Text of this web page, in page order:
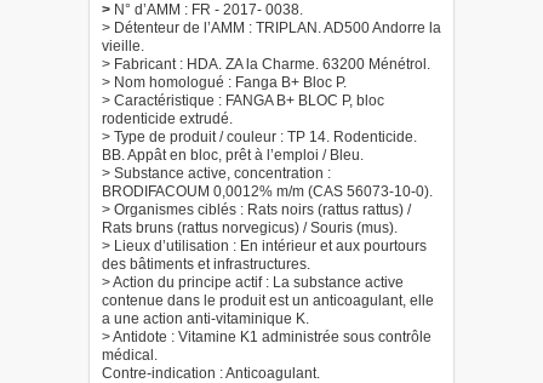
> N° d’AMM : FR - 2017- 0038.
> Détenteur de l’AMM : TRIPLAN. AD500 Andorre la
vieille.
> Fabricant : HDA. ZA la Charme. 63200 Ménétrol.
> Nom homologué : Fanga B+ Bloc P.
> Caractéristique : FANGA B+ BLOC P, bloc
rodenticide extrudé.
> Type de produit / couleur : TP 14. Rodenticide.
BB. Appât en bloc, prêt à l’emploi / Bleu.
> Substance active, concentration :
BRODIFACOUM 0,0012% m/m (CAS 56073-10-0).
> Organismes ciblés : Rats noirs (rattus rattus) /
Rats bruns (rattus norvegicus) / Souris (mus).
> Lieux d’utilisation : En intérieur et aux pourtours
des bâtiments et infrastructures.
> Action du principe actif : La substance active
contenue dans le produit est un anticoagulant, elle
a une action anti-vitaminique K.
> Antidote : Vitamine K1 administrée sous contrôle
médical.
Contre-indication : Anticoagulant.